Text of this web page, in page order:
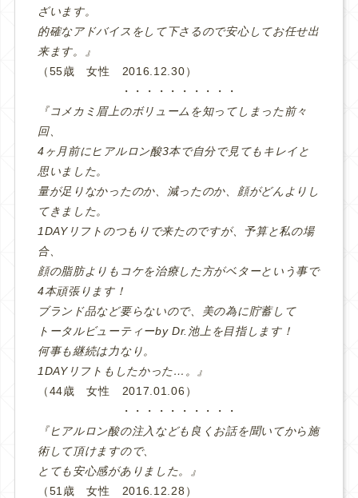
ざいます。
的確なアドバイスをして下さるので安心してお任せ出
来ます。』
（55歳 女性 2016.12.30）
・・・・・・・・・・
『コメカミ眉上のボリュームを知ってしまった前々
回、
4ヶ月前にヒアルロン酸3本で自分で見てもキレイと
思いました。
量が足りなかったのか、減ったのか、顔がどんよりし
てきました。
1DAYリフトのつもりで来たのですが、予算と私の場
合、
顔の脂肪よりもコケを治療した方がベターという事で
4本頑張ります！
ブランド品など要らないので、美の為に貯蓄して
トータルビューティーby Dr.池上を目指します！
何事も継続は力なり。
1DAYリフトもしたかった…。』
（44歳 女性 2017.01.06）
・・・・・・・・・・
『ヒアルロン酸の注入なども良くお話を聞いてから施
術して頂けますので、
とても安心感がありました。』
（51歳 女性 2016.12.28）